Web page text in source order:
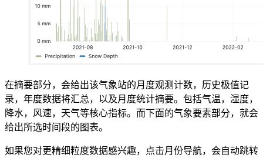
在摘要部分，会给出该气象站的月度观测计数，历史极值记
录，年度数据将汇总，以及月度统计摘要。包括气温，湿度，
降水，风速，天气等核心指标。而下面的气象要素部分，就会
给出所选时间段的图表。
如果您对更精细粒度数据感兴趣，点击月份导航，会自动跳转